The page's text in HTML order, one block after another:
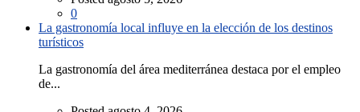
0
La gastronomía local influye en la elección de los destinos
turísticos
La gastronomía del área mediterránea destaca por el empleo
de...